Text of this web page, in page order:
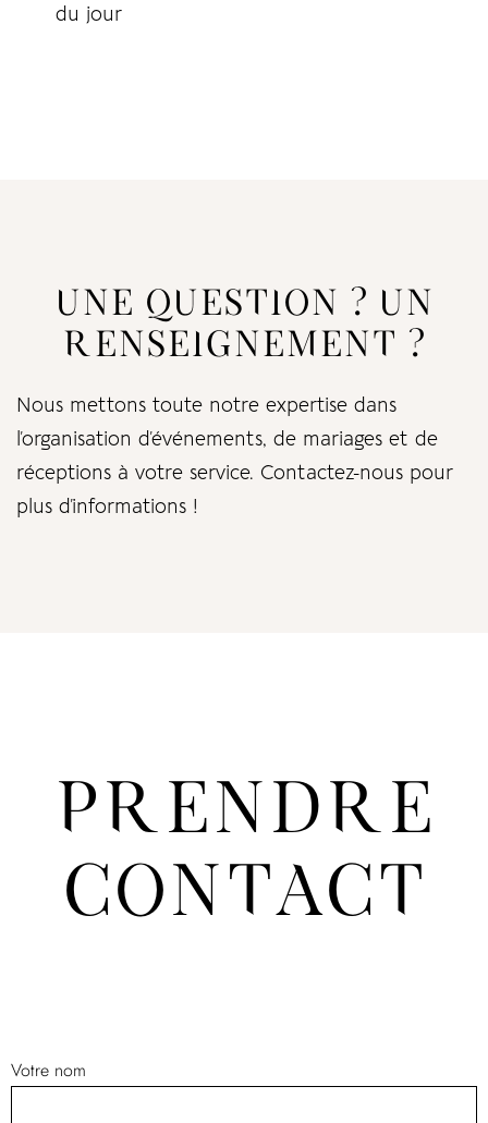
du jour
UNE QUESTION ? UN
RENSEIGNEMENT ?
Nous mettons toute notre expertise dans
l’organisation d’événements, de mariages et de
réceptions à votre service. Contactez-nous pour
plus d’informations !
PRENDRE
CONTACT
Votre nom